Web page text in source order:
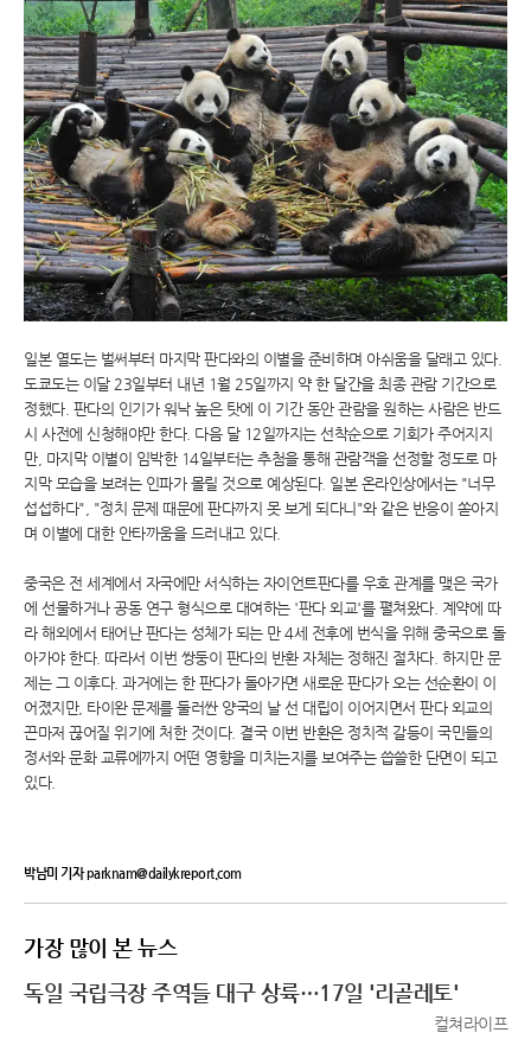
일본 열도는 벌써부터 마지막 판다와의 이별을 준비하며 아쉬움을 달래고 있다.
도쿄도는 이달 23일부터 내년 1월 25일까지 약 한 달간을 최종 관람 기간으로
정했다. 판다의 인기가 워낙 높은 탓에 이 기간 동안 관람을 원하는 사람은 반드
시 사전에 신청해야만 한다. 다음 달 12일까지는 선착순으로 기회가 주어지지
만, 마지막 이별이 임박한 14일부터는 추첨을 통해 관람객을 선정할 정도로 마
지막 모습을 보려는 인파가 몰릴 것으로 예상된다. 일본 온라인상에서는 "너무
섭섭하다", "정치 문제 때문에 판다까지 못 보게 되다니"와 같은 반응이 쏟아지
며 이별에 대한 안타까움을 드러내고 있다.
중국은 전 세계에서 자국에만 서식하는 자이언트판다를 우호 관계를 맺은 국가
에 선물하거나 공동 연구 형식으로 대여하는 '판다 외교'를 펼쳐왔다. 계약에 따
라 해외에서 태어난 판다는 성체가 되는 만 4세 전후에 번식을 위해 중국으로 돌
아가야 한다. 따라서 이번 쌍둥이 판다의 반환 자체는 정해진 절차다. 하지만 문
제는 그 이후다. 과거에는 한 판다가 돌아가면 새로운 판다가 오는 선순환이 이
어졌지만, 타이완 문제를 둘러싼 양국의 날 선 대립이 이어지면서 판다 외교의
끈마저 끊어질 위기에 처한 것이다. 결국 이번 반환은 정치적 갈등이 국민들의
정서와 문화 교류에까지 어떤 영향을 미치는지를 보여주는 씁쓸한 단면이 되고
있다.
박남미 기자 parknam@dailykreport.com
가장 많이 본 뉴스
독일 국립극장 주역들 대구 상륙…17일 '리골레토'
컬쳐라이프